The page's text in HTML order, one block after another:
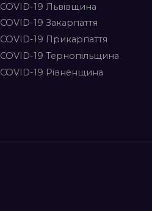
COVID-19 Львівщина
COVID-19 Закарпаття
COVID-19 Прикарпаття
COVID-19 Тернопільщина
COVID-19 Рівненщина